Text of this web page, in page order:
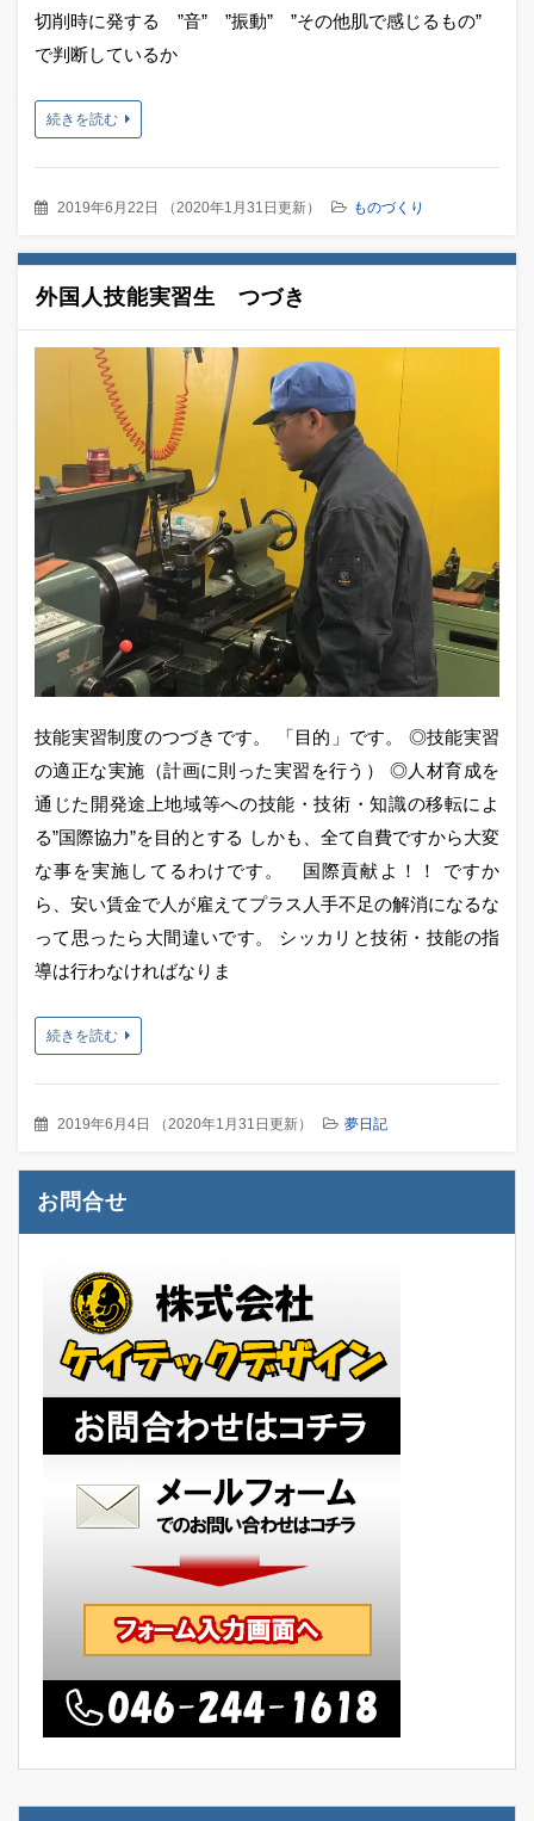
切削時に発する ”音” ”振動” ”その他肌で感じるもの”
で判断しているか
続きを読む
2019年6月22日 （2020年1月31日更新） ものづくり
外国人技能実習生 つづき
技能実習制度のつづきです。 「目的」です。 ◎技能実習
の適正な実施（計画に則った実習を行う） ◎人材育成を
通じた開発途上地域等への技能・技術・知識の移転によ
る”国際協力”を目的とする しかも、全て自費ですから大変
な事を実施してるわけです。 国際貢献よ！！ ですか
ら、安い賃金で人が雇えてプラス人手不足の解消になるな
って思ったら大間違いです。 シッカリと技術・技能の指
導は行わなければなりま
続きを読む
2019年6月4日 （2020年1月31日更新） 夢日記
お問合せ